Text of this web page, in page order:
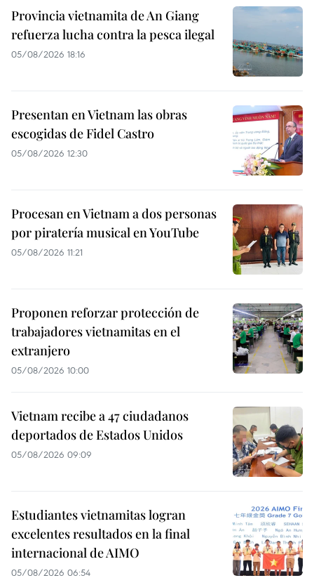
Provincia vietnamita de An Giang
refuerza lucha contra la pesca ilegal
05/08/2026 18:16
Presentan en Vietnam las obras
escogidas de Fidel Castro
05/08/2026 12:30
Procesan en Vietnam a dos personas
por piratería musical en YouTube
05/08/2026 11:21
Proponen reforzar protección de
trabajadores vietnamitas en el
extranjero
05/08/2026 10:00
Vietnam recibe a 47 ciudadanos
deportados de Estados Unidos
05/08/2026 09:09
Estudiantes vietnamitas logran
excelentes resultados en la final
internacional de AIMO
05/08/2026 06:54